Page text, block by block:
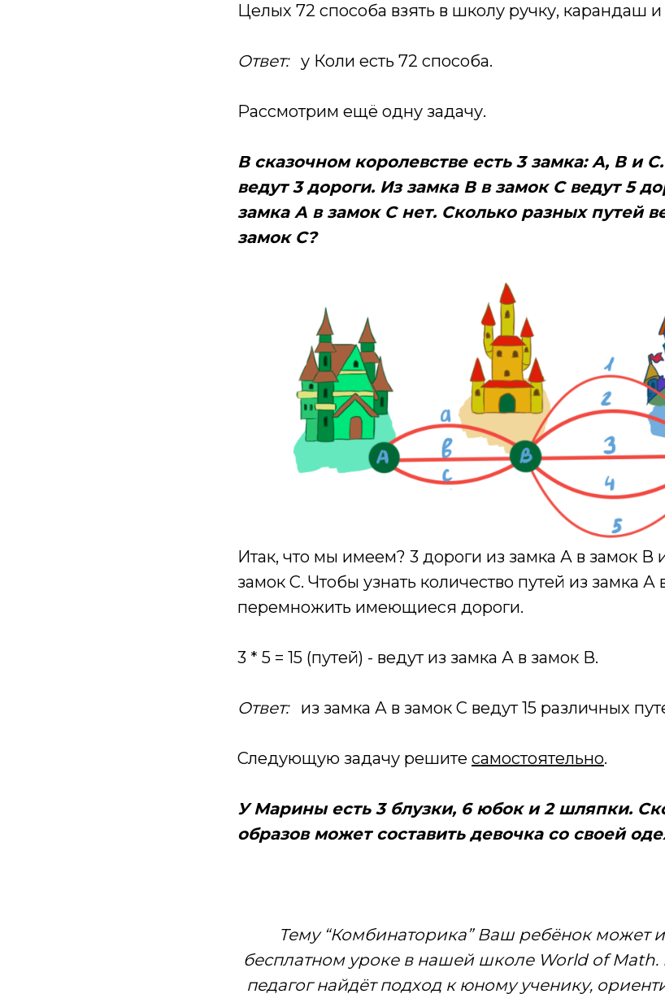
Целых 72 способа взять в школу ручку, карандаш и
Ответ:у Коли есть 72 способа.
Рассмотрим ещё одну задачу.
В сказочном королевстве есть 3 замка: А, В и
ведут 3 дороги. Из замка В в замок С ведут 5
замка А в замок С нет. Сколько разных путей
замок С?
Итак, что мы имеем? 3 дороги из замка А в замок В
замок С. Чтобы узнать количество путей из замка А
перемножить имеющиеся дороги.
3 * 5 = 15 (путей) - ведут из замка А в замок В.
Ответ: из замка А в замок С ведут 15 различных
Следующую задачу решите самостоятельно.
У Марины есть 3 блузки, 6 юбок и 2 шляпки.
образов может составить девочка со своей
Тему “Комбинаторика” Ваш ребёнок может
бесплатном уроке в нашей школе World of
педагог найдёт подход к юному ученику,